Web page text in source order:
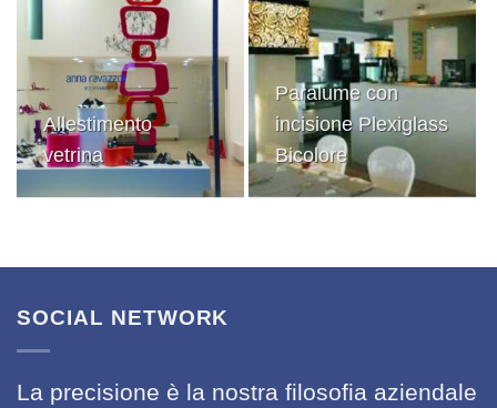
Allestimento
vetrina
Paralume con
incisione Plexiglass
Bicolore
SOCIAL NETWORK
La precisione è la nostra filosofia aziendale